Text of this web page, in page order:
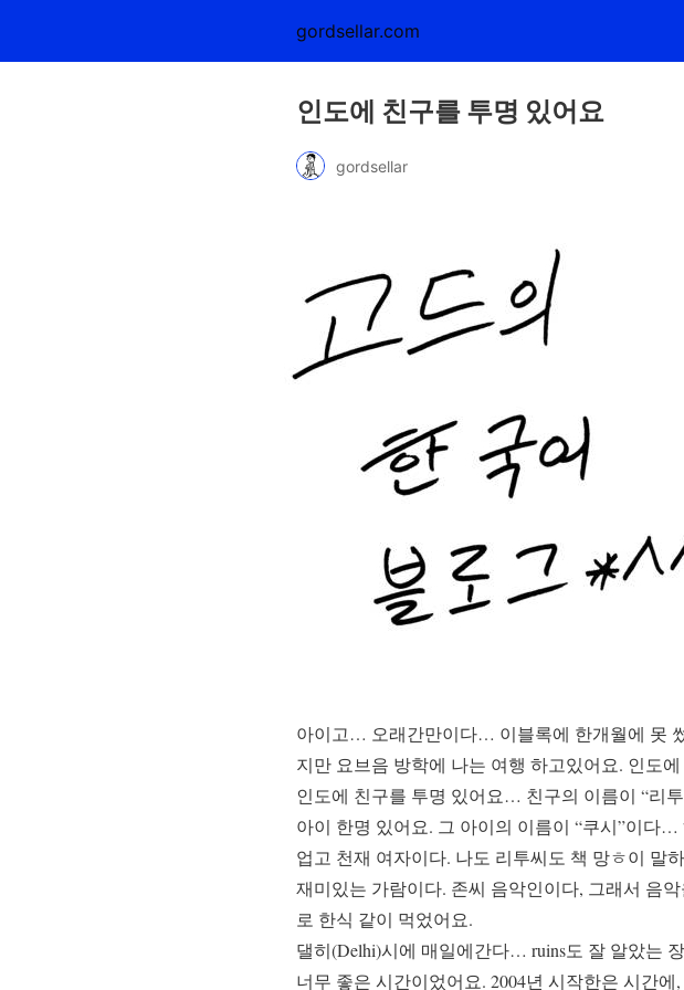
gordsellar.com
인도에 친구를 투명 있어요
gordsellar
아이고… 오래간만이다… 이블록에 한개월에 못
지만 요브음 방학에 나는 여행 하고있어요. 인도
인도에 친구를 투명 있어요… 친구의 이름이 “리
아이 한명 있어요. 그 아이의 이름이 “쿠시”이다
업고 천재 여자이다. 나도 리투씨도 책 망ㅎ이 말
재미있는 가람이다. 존씨 음악인이다, 그래서 음
로 한식 같이 먹었어요.
댈히(Delhi)시에 매일에간다… ruins도 잘 알았는
너무 좋은 시간이었어요. 2004년 시작한은 시간